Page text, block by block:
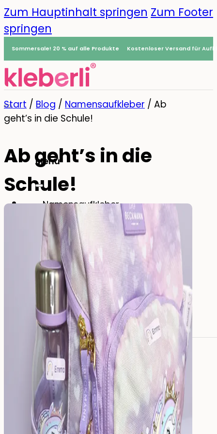
Zum Hauptinhalt springen Zum Footer
springen
Sommersale! 20 % auf alle Produkte Kostenloser Versand für
Menü
Namensaufkleber
Alle Namensaufkleber
Namensaufkleber
Bügeletiketten
Mini-Aufkleber
Große Namensaufkleber
Stifte-Aufkleber
Für Erwachsene:
Aufkleber für Pflegeheime
Werkzeug-Aufkleber
Essen
0
Start / Blog / Namensaufkleber / Ab
geht’s in die Schule!
Ab geht’s in die
Schule!